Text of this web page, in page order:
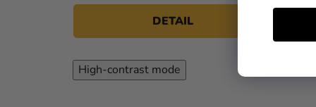
DETAIL
High-contrast mode